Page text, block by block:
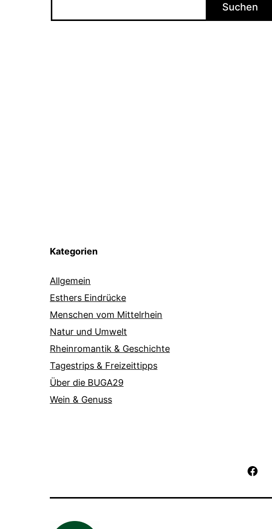
Suchen
Kategorien
Allgemein
Esthers Eindrücke
Menschen vom Mittelrhein
Natur und Umwelt
Rheinromantik & Geschichte
Tagestrips & Freizeittipps
Über die BUGA29
Wein & Genuss